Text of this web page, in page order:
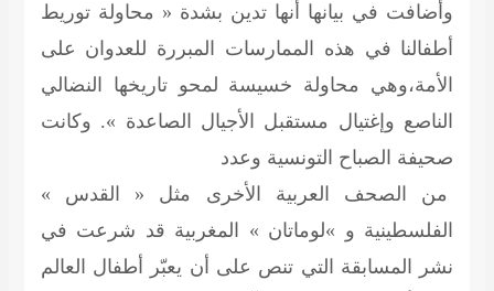
وأضافت في بيانها أنها تدين بشدة « محاولة توريط
أطفالنا في هذه الممارسات المبررة للعدوان على
الأمة،وهي محاولة خسيسة لمحو تاريخها النضالي
الناصع وإغتيال مستقبل الأجيال الصاعدة ». وكانت
صحيفة الصباح التونسية وعدد
من الصحف العربية الأخرى مثل « القدس »
الفلسطينية و »لوماتان » المغربية قد شرعت في
نشر المسابقة التي تنص على أن يعبّر أطفال العالم